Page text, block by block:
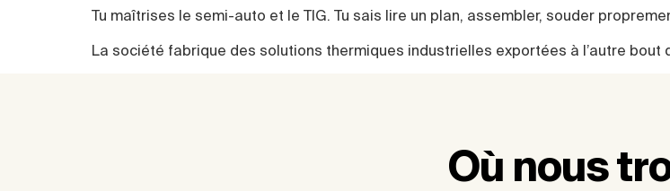
Tu maîtrises le semi-auto et le TIG. Tu sais lire un plan, assembler, souder
La société fabrique des solutions thermiques industrielles exportées à l’autre bout
Où nous